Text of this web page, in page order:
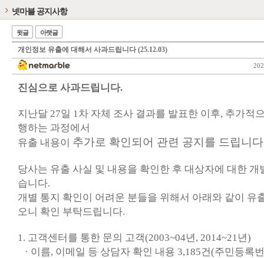
넷마블 공지사항
윗글 아랫글
개인정보 유출에 대해서 사과드립니다 (25.12.03)
진심으로 사과드립니다.
지난달 27일 1차 자체 조사 결과를 발표한 이후, 추가적
행하는 과정에서
유출 내용이 추가로 확인되어 관련 공지를 드립니
당사는 유출 사실 및 내용을 확인한 후 대상자에 대한 개
습니다.
개별 통지 확인이 어려운 분들을 위해서 아래와 같이 유
오니 확인 부탁드립니다.
1. 고객센터를 통한 문의 고객(2003~04년, 2014~21년)
· 이름, 이메일 등 상담자 확인 내용 3,185건(주민등록